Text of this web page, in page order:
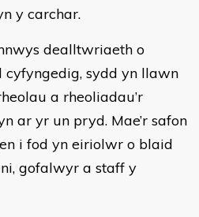
y carchar.
dealltwriaeth o
sydd yn llawn
a rheoliadau’r
ar yr un pryd. Mae’r safon
i fod yn eiriolwr o blaid
gofalwyr a staff y